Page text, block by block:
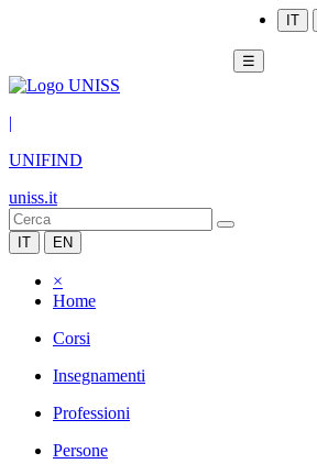
IT
☰
|
UNIFIND
uniss.it
IT EN
×
Home
Corsi
Insegnamenti
Professioni
Persone